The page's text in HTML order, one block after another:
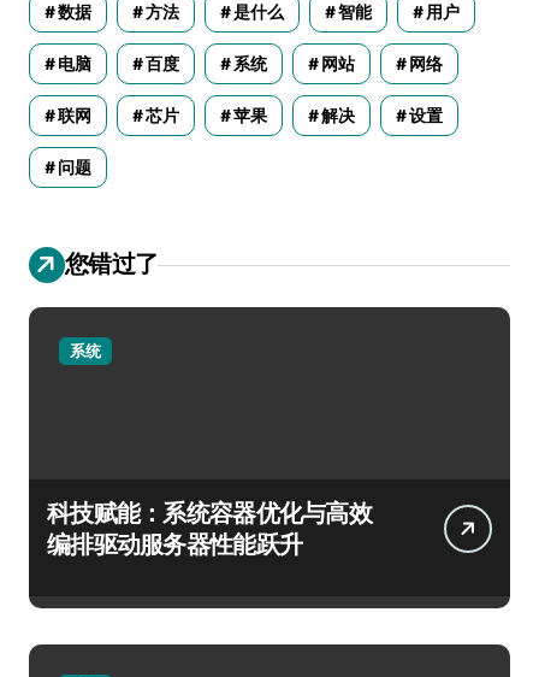
数据 方法 是什么 智能 用户
电脑 百度 系统 网站 网络
联网 芯片 苹果 解决 设置
问题
您错过了
系统
科技赋能：系统容器优化与高效
编排驱动服务器性能跃升